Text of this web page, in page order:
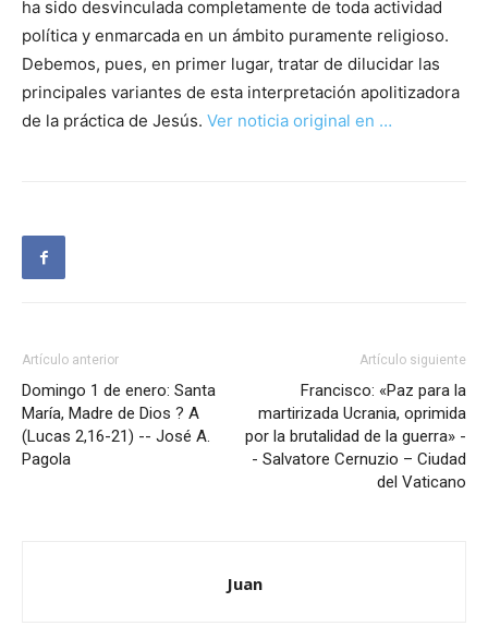
ha sido desvinculada completamente de toda actividad
política y enmarcada en un ámbito puramente religioso.
Debemos, pues, en primer lugar, tratar de dilucidar las
principales variantes de esta interpretación apolitizadora
de la práctica de Jesús. Ver noticia original en …
Artículo anterior
Domingo 1 de enero: Santa
María, Madre de Dios ? A
(Lucas 2,16-21) -- José A.
Pagola
Artículo siguiente
Francisco: «Paz para la
martirizada Ucrania, oprimida
por la brutalidad de la guerra» -
- Salvatore Cernuzio – Ciudad
del Vaticano
Juan